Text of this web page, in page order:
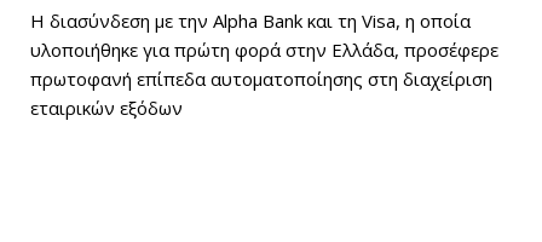
H διασύνδεση με την Alpha Bank και τη Visa, η οποία
υλοποιήθηκε για πρώτη φορά στην Ελλάδα, προσέφερε
πρωτοφανή επίπεδα αυτοματοποίησης στη διαχείριση
εταιρικών εξόδων